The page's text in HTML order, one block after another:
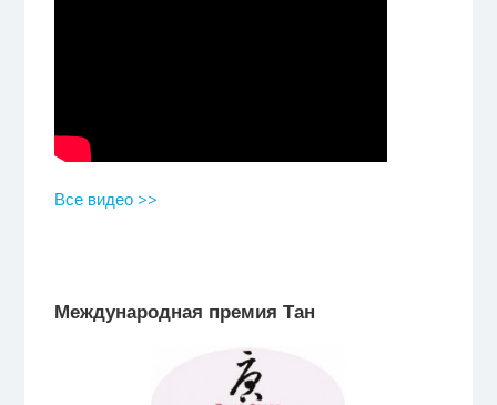
Все видео >>
Международная премия Тан